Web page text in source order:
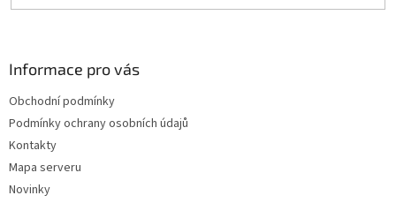
Informace pro vás
Obchodní podmínky
Podmínky ochrany osobních údajů
Kontakty
Mapa serveru
Novinky